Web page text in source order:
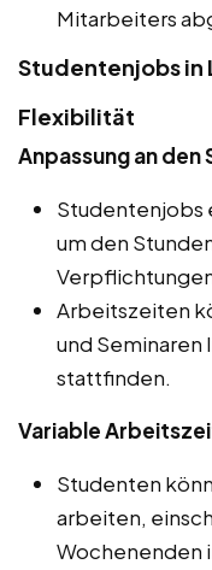
Mitarbeiters
Studentenjobs in
Flexibilität
Anpassung an den
Studentenjobs
um den
Arbeitszeiten
und Seminaren
stattfinden.
Variable
Studenten
arbeiten,
Wochenenden